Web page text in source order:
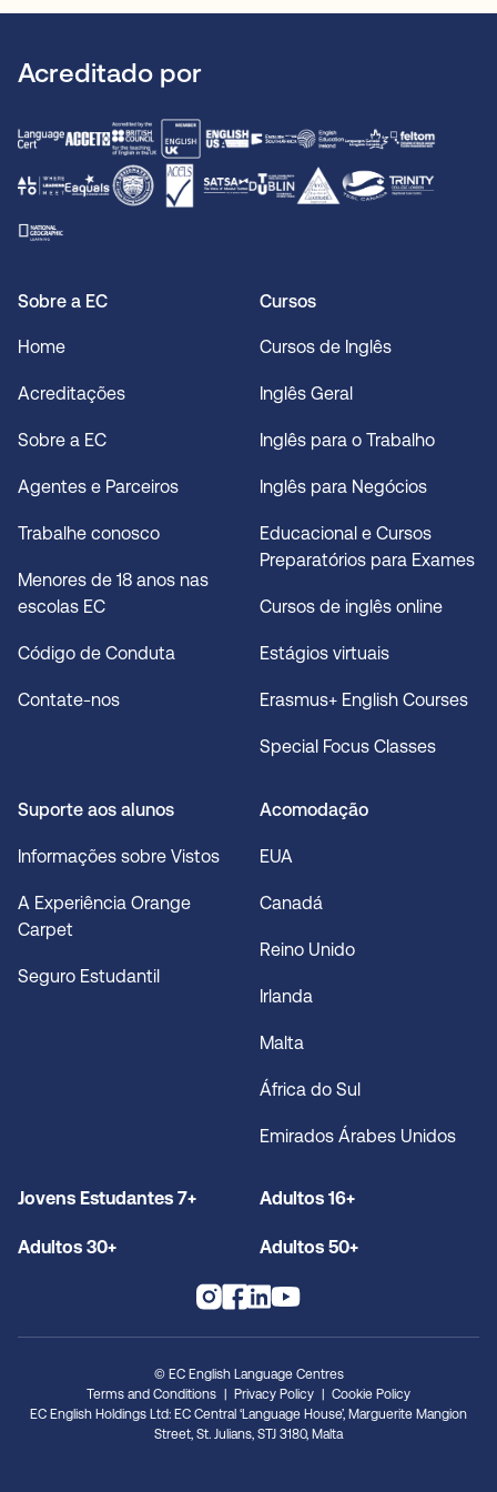
Acreditado por
Sobre a EC
Home
Acreditações
Sobre a EC
Agentes e Parceiros
Trabalhe conosco
Menores de 18 anos nas
escolas EC
Código de Conduta
Contate-nos
Cursos
Cursos de Inglês
Inglês Geral
Inglês para o Trabalho
Inglês para Negócios
Educacional e Cursos
Preparatórios para Exames
Cursos de inglês online
Estágios virtuais
Erasmus+ English Courses
Special Focus Classes
Suporte aos alunos
Informações sobre Vistos
A Experiência Orange
Carpet
Seguro Estudantil
Acomodação
EUA
Canadá
Reino Unido
Irlanda
Malta
África do Sul
Emirados Árabes Unidos
Jovens Estudantes 7+ Adultos 16+
Adultos 30+ Adultos 50+
© EC English Language Centres
Terms and Conditions
Privacy Policy
Cookie Policy
EC English Holdings Ltd: EC Central ‘Language House’, Marguerite Mangion
Street, St. Julians, STJ 3180, Malta